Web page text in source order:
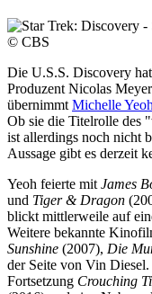
© CBS
Die U.S.S. Discovery
Produzent Nicolas
übernimmt Michelle Yeoh
Ob sie die Titelrolle des
ist allerdings noch nicht
Aussage gibt es derzeit
Yeoh feierte mit James
und Tiger & Dragon
blickt mittlerweile auf
Weitere bekannte
Sunshine (2007), Die
der Seite von Vin
Fortsetzung Crouching